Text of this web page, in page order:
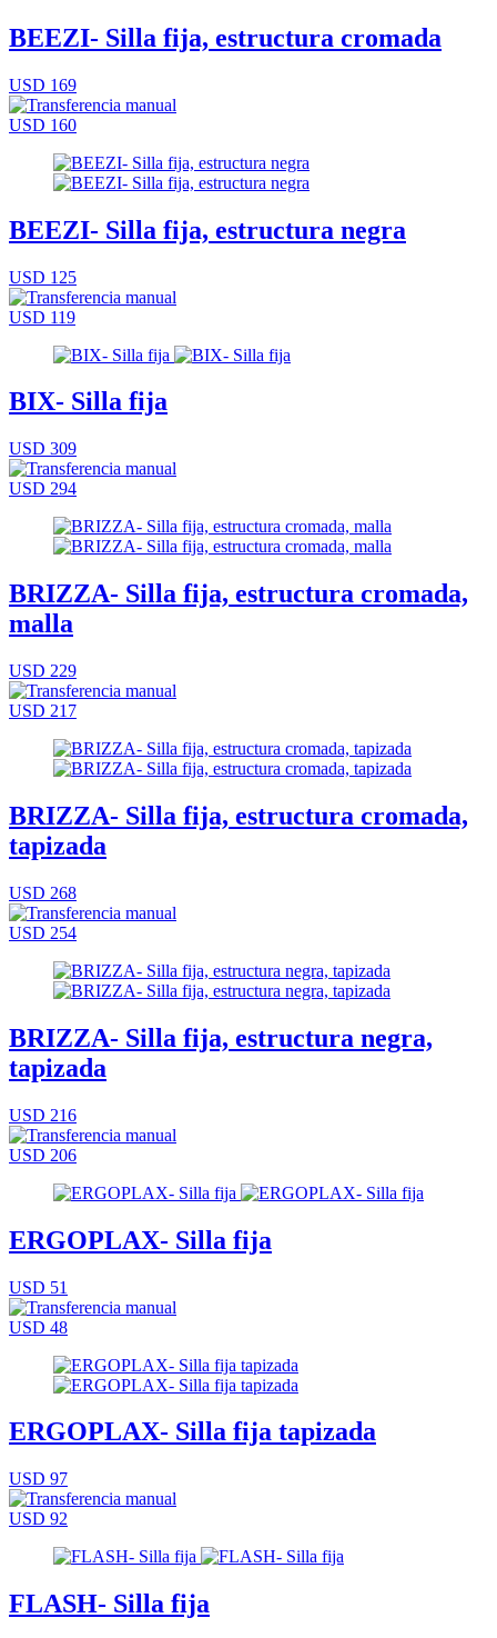
BEEZI- Silla fija, estructura cromada
USD 169
USD 160
BEEZI- Silla fija, estructura negra
USD 125
USD 119
BIX- Silla fija
USD 309
USD 294
BRIZZA- Silla fija, estructura cromada,
malla
USD 229
USD 217
BRIZZA- Silla fija, estructura cromada,
tapizada
USD 268
USD 254
BRIZZA- Silla fija, estructura negra,
tapizada
USD 216
USD 206
ERGOPLAX- Silla fija
USD 51
USD 48
ERGOPLAX- Silla fija tapizada
USD 97
USD 92
FLASH- Silla fija